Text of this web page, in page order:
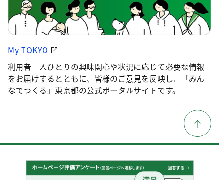
My TOKYO
利用者一人ひとりの興味関心や状況に応じて必要な情報
をお届けするとともに、皆様のご意見を反映し、「みん
なでつくる」東京都の公式ポータルサイトです。